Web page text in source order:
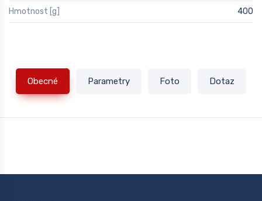
Hmotnost [g] 400
Obecné Parametry Foto Dotaz